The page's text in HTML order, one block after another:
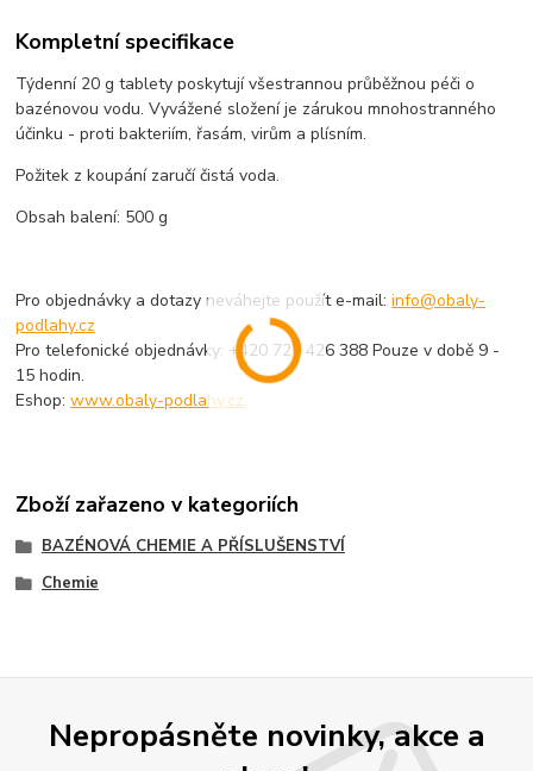
Kompletní specifikace
Týdenní 20 g tablety poskytují všestrannou průběžnou péči o
bazénovou vodu. Vyvážené složení je zárukou mnohostranného
účinku - proti bakteriím, řasám, virům a plísním.
Požitek z koupání zaručí čistá voda.
Obsah balení: 500 g
Pro objednávky a dotazy neváhejte použít e-mail:info@obaly-
podlahy.cz
Pro telefonické objednávky: +420 725 426 388 Pouze v době 9 -
15 hodin.
Eshop:www.obaly-podlahy.cz
Zboží zařazeno v kategoriích
BAZÉNOVÁ CHEMIE A PŘÍSLUŠENSTVÍ
Chemie
Nepropásněte novinky, akce a